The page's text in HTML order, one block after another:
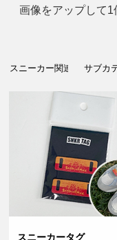
画像をアップして1
スニーカータグ